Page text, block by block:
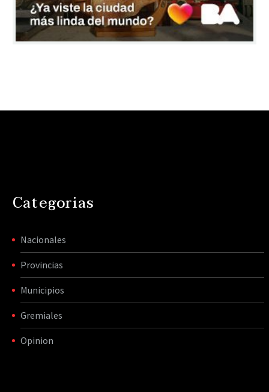
Categorias
Nacionales
Provincias
Municipios
Gremiales
Opinion